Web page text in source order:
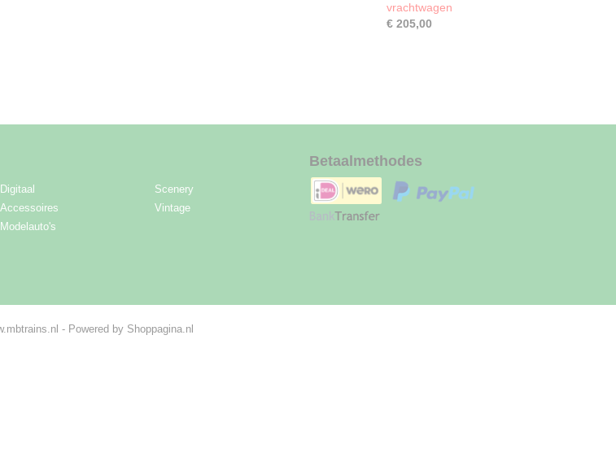
vrachtwagen
€ 205,00
Digitaal
Accessoires
Modelauto's
Scenery
Vintage
Betaalmethodes
- Powered by Shoppagina.nl